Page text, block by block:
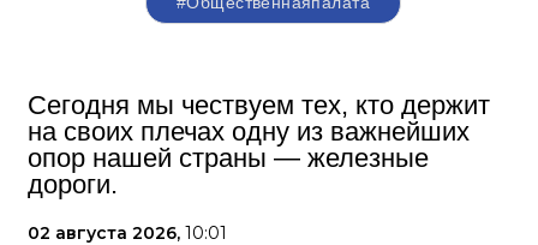
Сегодня мы чествуем тех, кто держит
на своих плечах одну из важнейших
опор нашей страны — железные
дороги.
02 августа 2026, 10:01